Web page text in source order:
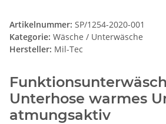
Artikelnummer: SP/1254-2020-001
Kategorie: Wäsche / Unterwäsche
Hersteller: Mil-Tec
Unterhose warmes
atmungsaktiv